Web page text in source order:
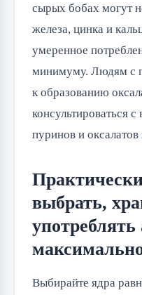
сырых бобах могут
железа, цинка и
умеренное
минимуму. Людям с
к образованию
консультироваться
пуринов и
выбрать,
употреблять
Выбирайте ядра